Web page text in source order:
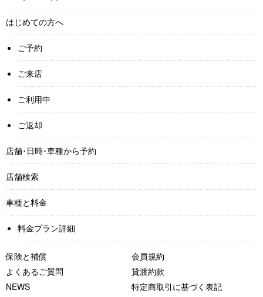
はじめての方へ
ご予約
ご来店
ご利用中
ご返却
店舗･日時･車種から予約
店舗検索
車種と料金
料金プラン詳細
保険と補償
よくあるご質問
NEWS
会員規約
貸渡約款
特定商取引に基づく表記